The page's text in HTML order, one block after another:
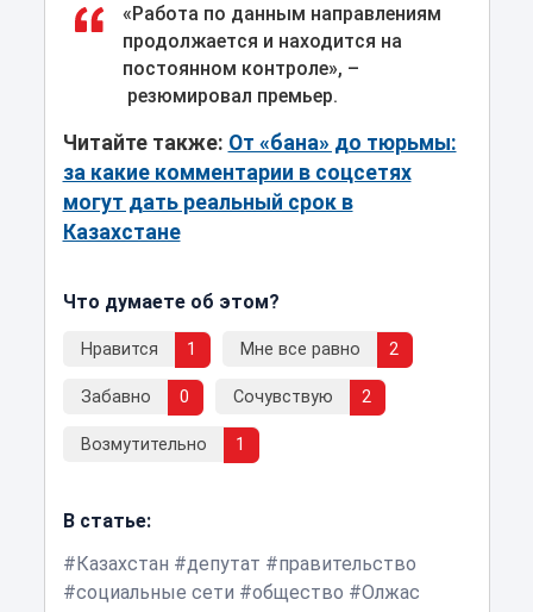
«Работа по данным направлениям
продолжается и находится на
постоянном контроле», –
резюмировал премьер.
Читайте также: От «бана» до тюрьмы:
за какие комментарии в соцсетях
могут дать реальный срок в
Казахстане
Что думаете об этом?
Нравится 1 Мне все равно 2
Забавно 0 Сочувствую 2
Возмутительно 1
В статье:
Казахстан
депутат
правительство
социальные сети
общество
Олжас